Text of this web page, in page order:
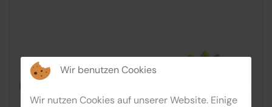
Wir benutzen Cookies
Wir nutzen Cookies auf unserer Website. Einige